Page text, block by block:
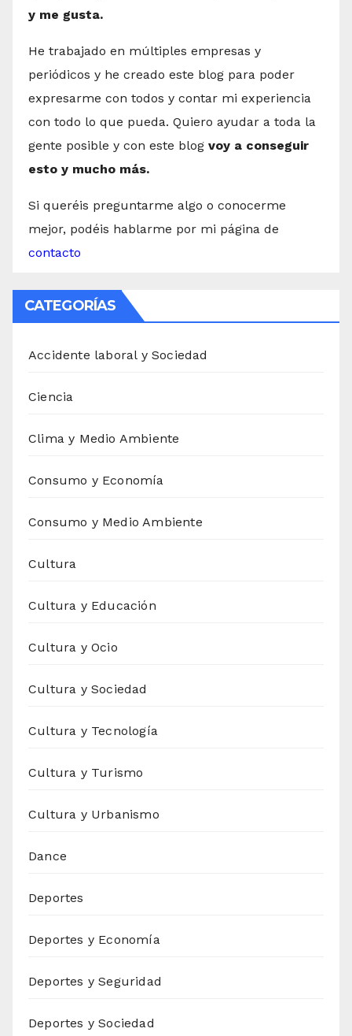
y me gusta.
He trabajado en múltiples empresas y
periódicos y he creado este blog para poder
expresarme con todos y contar mi experiencia
con todo lo que pueda. Quiero ayudar a toda la
gente posible y con este blog voy a conseguir
esto y mucho más.
Si queréis preguntarme algo o conocerme
mejor, podéis hablarme por mi página de
contacto
CATEGORÍAS
Accidente laboral y Sociedad
Ciencia
Clima y Medio Ambiente
Consumo y Economía
Consumo y Medio Ambiente
Cultura
Cultura y Educación
Cultura y Ocio
Cultura y Sociedad
Cultura y Tecnología
Cultura y Turismo
Cultura y Urbanismo
Dance
Deportes
Deportes y Economía
Deportes y Seguridad
Deportes y Sociedad